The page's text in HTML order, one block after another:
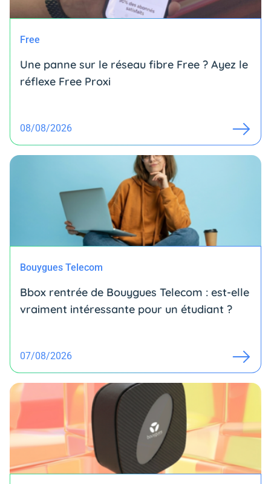
Free
Une panne sur le réseau fibre Free ? Ayez le
réflexe Free Proxi
08/08/2026
Bouygues Telecom
Bbox rentrée de Bouygues Telecom : est-elle
vraiment intéressante pour un étudiant ?
07/08/2026